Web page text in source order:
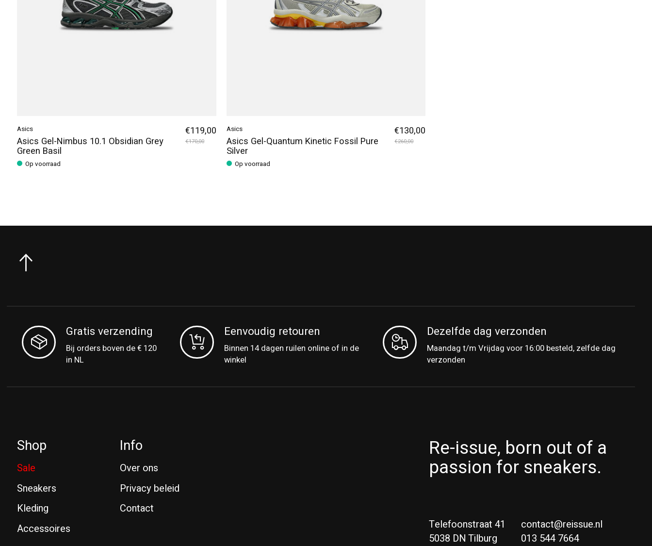
Asics
Asics Gel-Nimbus 10.1 Obsidian Grey
Green Basil
Op voorraad
€119,00
€170,00
Asics
Asics Gel-Quantum Kinetic Fossil Pure
Silver
Op voorraad
€130,00
€260,00
Gratis verzending
Bij orders boven de € 120
in NL
Eenvoudig retouren
Binnen 14 dagen ruilen online of in de
winkel
Dezelfde dag verzonden
Maandag t/m Vrijdag voor 16:00 besteld, zelfde dag
verzonden
Shop
Sale
Sneakers
Kleding
Accessoires
Info
Over ons
Privacy beleid
Contact
Re-issue, born out of a
passion for sneakers.
Telefoonstraat 41
5038 DN Tilburg
contact@reissue.nl
013 544 7664